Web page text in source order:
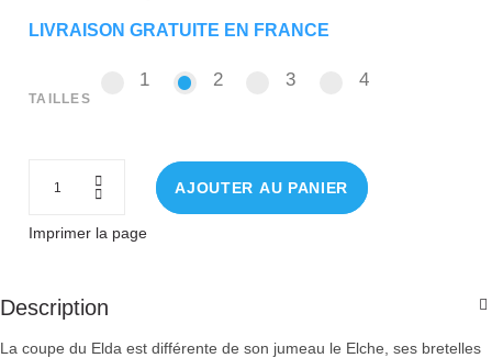
LIVRAISON GRATUITE EN FRANCE
TAILLES
1 22 33 44
AJOUTER AU PANIER
Imprimer la page
Description
La coupe du Elda est différente de son jumeau le Elche, ses bretelles